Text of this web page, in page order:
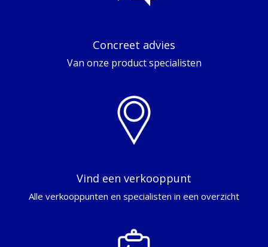
Concreet advies
Van onze product specialisten
Vind een verkooppunt
Alle verkooppunten en specialisten in een overzicht